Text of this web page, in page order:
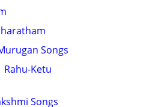
Songs
Rahu-Ketu
Songs